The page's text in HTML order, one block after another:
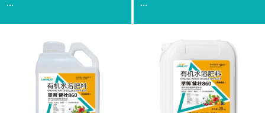
...
【通用名称】脲甲醛缓释
氮肥【产品形态】水剂
【产品规格】1000g【技术
指标】N≥330g/L【企业标
...
【通用名称】微生物菌剂
【产品剂型】颗粒【产品
规格】20kg【技术指标】
有效活菌数≥10.0亿/克【增